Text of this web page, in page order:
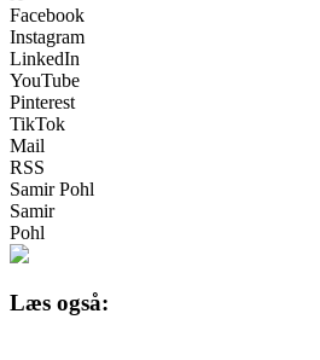
Facebook
Instagram
LinkedIn
YouTube
Pinterest
TikTok
Mail
RSS
Samir Pohl
Samir
Pohl
Læs også: